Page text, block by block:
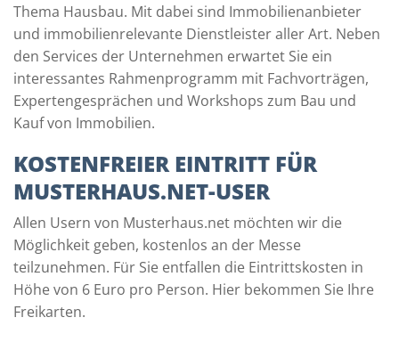
Thema Hausbau. Mit dabei sind Immobilienanbieter
und immobilienrelevante Dienstleister aller Art. Neben
den Services der Unternehmen erwartet Sie ein
interessantes Rahmenprogramm mit Fachvorträgen,
Expertengesprächen und Workshops zum Bau und
Kauf von Immobilien.
KOSTENFREIER EINTRITT FÜR
MUSTERHAUS.NET-USER
Allen Usern von Musterhaus.net möchten wir die
Möglichkeit geben, kostenlos an der Messe
teilzunehmen. Für Sie entfallen die Eintrittskosten in
Höhe von 6 Euro pro Person. Hier bekommen Sie Ihre
Freikarten.